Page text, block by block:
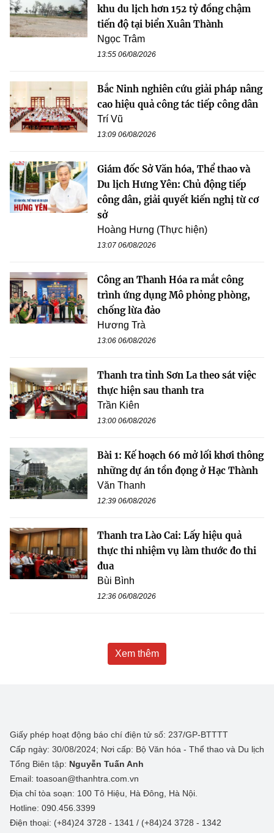
khu du lịch hơn 152 tỷ đồng chậm
tiến độ tại biển Xuân Thành
Ngọc Trâm
13:55 06/08/2026
Bắc Ninh nghiên cứu giải pháp nâng
cao hiệu quả công tác tiếp công dân
Trí Vũ
13:09 06/08/2026
Giám đốc Sở Văn hóa, Thể thao và
Du lịch Hưng Yên: Chủ động tiếp
công dân, giải quyết kiến nghị từ cơ
sở
Hoàng Hưng (Thực hiện)
13:07 06/08/2026
Công an Thanh Hóa ra mắt công
trình ứng dụng Mô phỏng phòng,
chống lừa đảo
Hương Trà
13:06 06/08/2026
Thanh tra tỉnh Sơn La theo sát việc
thực hiện sau thanh tra
Trần Kiên
13:00 06/08/2026
Bài 1: Kế hoạch 66 mở lối khơi thông
những dự án tồn đọng ở Hạc Thành
Văn Thanh
12:39 06/08/2026
Thanh tra Lào Cai: Lấy hiệu quả
thực thi nhiệm vụ làm thước đo thi
đua
Bùi Bình
12:36 06/08/2026
Xem thêm
Giấy phép hoạt động báo chí điện tử số: 237/GP-BTTTT
Cấp ngày: 30/08/2024; Nơi cấp: Bộ Văn hóa - Thể thao và Du lịch
Tổng Biên tập: Nguyễn Tuấn Anh
Email: toasoan@thanhtra.com.vn
Địa chỉ tòa soạn: 100 Tô Hiệu, Hà Đông, Hà Nội.
Hotline: 090.456.3399
Điện thoại: (+84)24 3728 - 1341 / (+84)24 3728 - 1342